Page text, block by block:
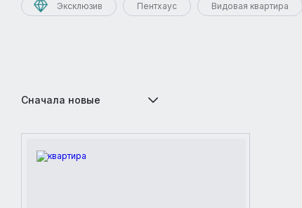
Эксклюзив Пентхаус Видовая квартира
Сначала новые